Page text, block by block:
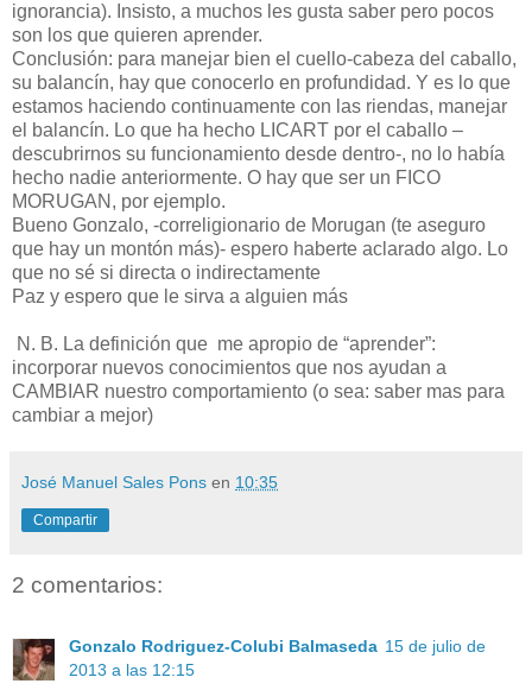
ignorancia). Insisto, a muchos les gusta saber pero pocos
son los que quieren aprender.
Conclusión: para manejar bien el cuello-cabeza del caballo,
su balancín, hay que conocerlo en profundidad. Y es lo que
estamos haciendo continuamente con las riendas, manejar
el balancín. Lo que ha hecho LICART por el caballo –
descubrirnos su funcionamiento desde dentro-, no lo había
hecho nadie anteriormente. O hay que ser un FICO
MORUGAN, por ejemplo.
Bueno Gonzalo, -correligionario de Morugan (te aseguro
que hay un montón más)- espero haberte aclarado algo. Lo
que no sé si directa o indirectamente
Paz y espero que le sirva a alguien más
N. B. La definición que me apropio de “aprender”:
incorporar nuevos conocimientos que nos ayudan a
CAMBIAR nuestro comportamiento (o sea: saber mas para
cambiar a mejor)
José Manuel Sales Pons en 10:35
Compartir
2 comentarios:
Gonzalo Rodriguez-Colubi Balmaseda 15 de julio de
2013 a las 12:15